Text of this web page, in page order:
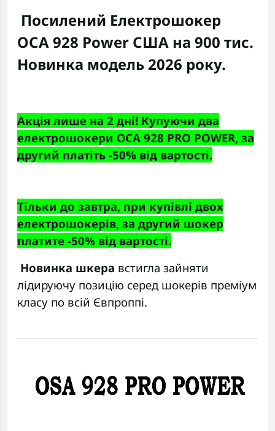
Посилений Електрошокер
ОСА928 Power США на 900 тис.
Новинка модель 2026 року.
Акція лише на 2 дні! Купуючи два
електрошокери ОСA 928 PRO POWER, за
другий платіть -50% від вартості.
Тільки до завтра, при купівлі двох
електрошокерів, за другий шокер
платите -50% від вартості.
Новинка шкера встигла зайняти
лідируючу позицію серед шокерів преміум
класу по всій Євпроппі.